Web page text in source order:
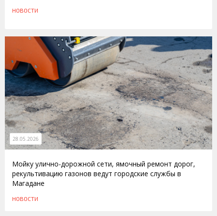
НОВОСТИ
28.05.2026
Мойку улично-дорожной сети, ямочный ремонт дорог,
рекультивацию газонов ведут городские службы в
Магадане
НОВОСТИ